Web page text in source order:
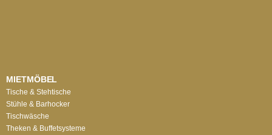
MIETMÖBEL
Tische & Stehtische
Stühle & Barhocker
Tischwäsche
Theken & Buffetsysteme